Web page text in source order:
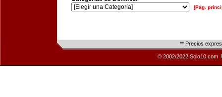
[Pág.
** Precios
© 2002/2022 Solo10.com